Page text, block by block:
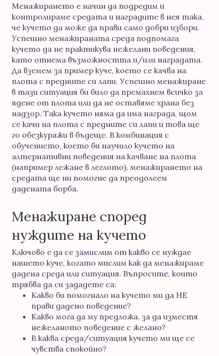
Менажирането е начин да подредим и
контролираме средата и наградите в нея така,
че кучето да може да прави само добри избори.
Успешно менажираната среда подпомага
кучето да не практикува нежелани поведения,
като отнема възможността и/или наградата.
Да вземем за пример куче, което се качва на
плота с предните си лапи. Успешно менажиране
в тази ситуация би било да премахнем всичко за
ядене от плота или да не оставяме храна без
надзор. Така кучето няма да има награда, щом
се качи на плота с предните си лапи и това ще
го обезкуражи в бъдеще. В комбинация с
обучението, което би научило кучето на
алтернативни поведения на качване на плота
(например лежане в леглото), менажирането на
средата ще ни помогне да преодолеем
дадената борба.
Менажиране според
нуждите на кучето
Ключово е да се замислим от какво се нуждае
нашето куче, когато мислим как да менажираме
дадена среда или ситуация. Въпросите, които
трябва да си зададете са:
Какво би помогнало на кучето ми да НЕ
прави дадено поведение?
Какво мога да му предложа, за да изместя
нежеланото поведение с желано?
В каква среда/ситуация кучето ми ще се
чувства спокойно?